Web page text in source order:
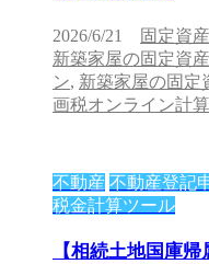
2026/6/21 固定資
新築家屋の固定資
ン, 新築家屋の固定
画税オンライン計
不動産 不動産登記
税金計算ツール
【相続土地国庫